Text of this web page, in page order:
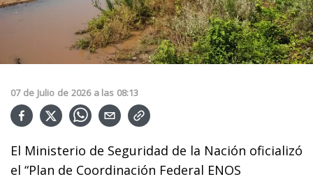
07 de Julio de 2026 a las 08:13
El Ministerio de Seguridad de la Nación oficializó
el “Plan de Coordinación Federal ENOS